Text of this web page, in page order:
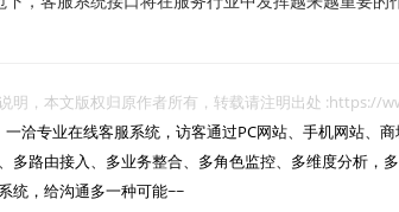
说明，本文版权归原作者所有，转载请注明出处 :https://
一洽专业在线客服系统，访客通过PC网站、手机网站、
多路由接入、多业务整合、多角色监控、多维度分析，多
统，给沟通多一种可能~~